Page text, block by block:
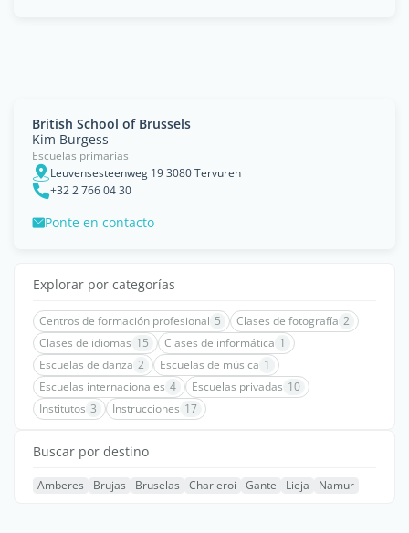
British School of Brussels
Kim Burgess
Escuelas primarias
Leuvensesteenweg 19 3080 Tervuren
+32 2 766 04 30
Ponte en contacto
Explorar por categorías
Centros de formación profesional 5 Clases de fotografía 2
Clases de idiomas 15 Clases de informática 1
Escuelas de danza 2 Escuelas de música 1
Escuelas internacionales 4 Escuelas privadas 10
Institutos 3 Instrucciones 17
Buscar por destino
Amberes Brujas Bruselas Charleroi Gante Lieja Namur